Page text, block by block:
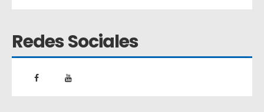
Redes Sociales